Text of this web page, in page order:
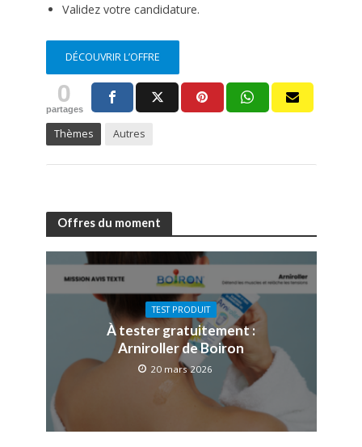
Validez votre candidature.
DÉCOUVRIR L’OFFRE
0
partages
Thèmes Autres
Offres du moment
TEST PRODUIT
À tester gratuitement :
Arniroller de Boiron
20 mars 2026